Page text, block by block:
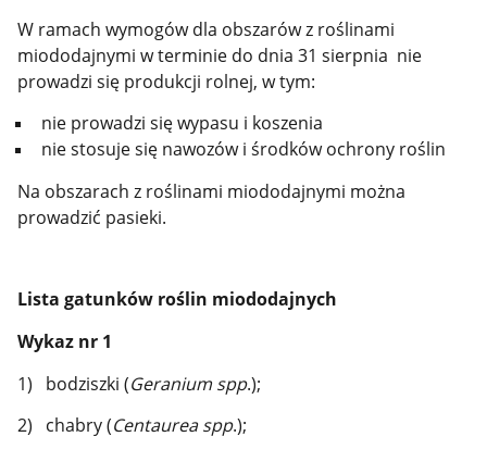
W ramach wymogów dla obszarów z roślinami
miododajnymi w terminie do dnia 31 sierpnia nie
prowadzi się produkcji rolnej, w tym:
nie prowadzi się wypasu i koszenia
nie stosuje się nawozów i środków ochrony roślin
Na obszarach z roślinami miododajnymi można
prowadzić pasieki.
Lista gatunków roślin miododajnych
Wykaz nr 1
1) bodziszki (Geranium spp.);
2) chabry (Centaurea spp.);